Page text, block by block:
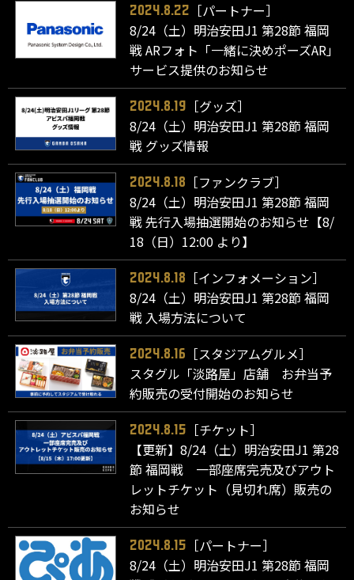
2024.8.22
［パートナー］
8/24（土）明治安田J1 第28節 福岡
戦 ARフォト「一緒に決めポーズAR」
サービス提供のお知らせ
2024.8.19
［グッズ］
8/24（土）明治安田J1 第28節 福岡
戦 グッズ情報
2024.8.18
［ファンクラブ］
8/24（土）明治安田J1 第28節 福岡
戦 先行入場抽選開始のお知らせ【8/
18（日）12:00 より】
2024.8.18
［インフォメーション］
8/24（土）明治安田J1 第28節 福岡
戦 入場方法について
2024.8.16
［スタジアムグルメ］
スタグル「淡路屋」店舗 お弁当予
約販売の受付開始のお知らせ
2024.8.15
［チケット］
【更新】8/24（土）明治安田J1 第28
節 福岡戦 一部座席完売及びアウト
レットチケット（見切れ席）販売の
お知らせ
2024.8.15
［パートナー］
8/24（土）明治安田J1 第28節 福岡